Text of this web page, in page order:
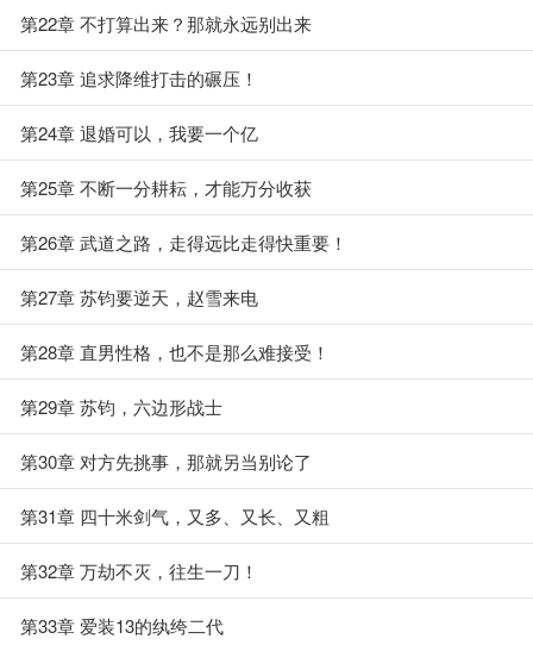
第22章 不打算出来？那就永远别出来
第23章 追求降维打击的碾压！
第24章 退婚可以，我要一个亿
第25章 不断一分耕耘，才能万分收获
第26章 武道之路，走得远比走得快重要！
第27章 苏钧要逆天，赵雪来电
第28章 直男性格，也不是那么难接受！
第29章 苏钧，六边形战士
第30章 对方先挑事，那就另当别论了
第31章 四十米剑气，又多、又长、又粗
第32章 万劫不灭，往生一刀！
第33章 爱装13的纨绔二代